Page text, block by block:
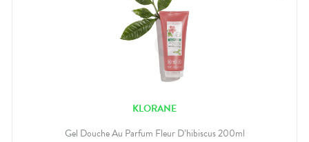
KLORANE
Gel Douche Au Parfum Fleur D’hibiscus 200ml